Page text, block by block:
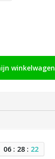
winkelwagen
06 : 28 : 22